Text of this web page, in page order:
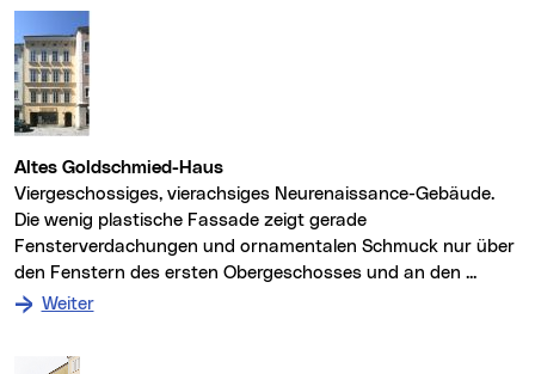
Altes Goldschmied-Haus
Viergeschossiges, vierachsiges Neurenaissance-Gebäude.
Die wenig plastische Fassade zeigt gerade
Fensterverdachungen und ornamentalen Schmuck nur über
den Fenstern des ersten Obergeschosses und an den ...
Weiter: zum Denkmal Altes Goldschmied-Haus